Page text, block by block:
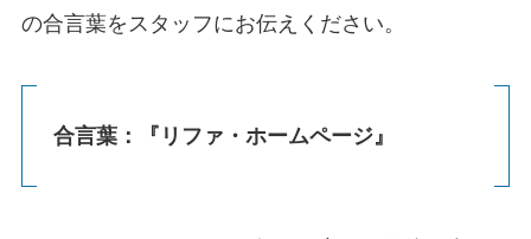
の合言葉をスタッフにお伝えください。
合言葉：『リファ・ホームページ』